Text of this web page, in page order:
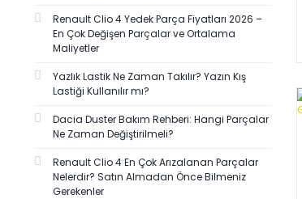
OZAR (2)
SPJ (2)
WINTECH (2)
ALFA (1)
AYHAN PLASTİK (1)
BARAN (1)
Renault Clio 4 Yedek Parça Fiyatları 2026 –
En Çok Değişen Parçalar ve Ortalama
Maliyetler
Yazlık Lastik Ne Zaman Takılır? Yazın Kış
Lastiği Kullanılır mı?
Dacia Duster Bakım Rehberi: Hangi Parçalar
Ne Zaman Değiştirilmeli?
Renault Clio 4 En Çok Arızalanan Parçalar
Nelerdir? Satın Almadan Önce Bilmeniz
Gerekenler